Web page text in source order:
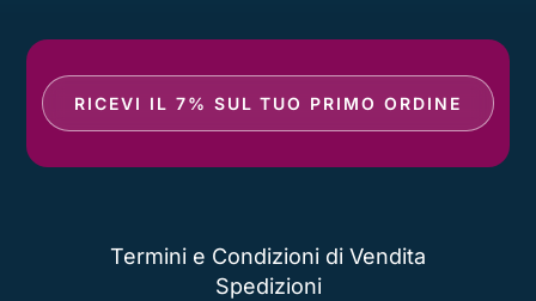
RICEVI IL 7% SUL TUO PRIMO ORDINE
Termini e Condizioni di Vendita
Spedizioni